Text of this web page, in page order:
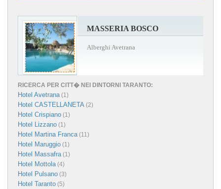
MASSERIA BOSCO
Alberghi Avetrana
RICERCA PER CITT� NEI DINTORNI TARANTO:
Hotel Avetrana(1)
Hotel CASTELLANETA (2)
Hotel Crispiano (1)
Hotel Lizzano (1)
Hotel Martina Franca(11)
Hotel Maruggio (1)
Hotel Massafra(1)
Hotel Mottola(4)
Hotel Pulsano (3)
Hotel Taranto (5)